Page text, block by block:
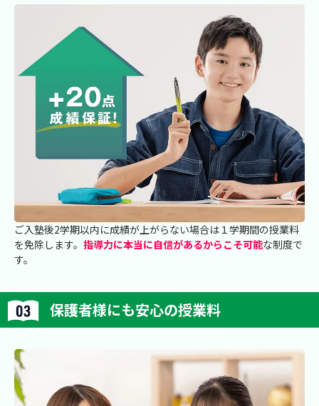
ご入塾後2学期以内に成績が上がらない場合は１学期間の授業料
を免除します。 指導力に本当に自信があるからこそ可能な制度で
す。
保護者様にも安心の授業料